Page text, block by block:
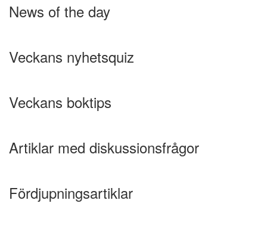
News of the day
Veckans nyhetsquiz
Veckans boktips
Artiklar med diskussionsfrågor
Fördjupningsartiklar